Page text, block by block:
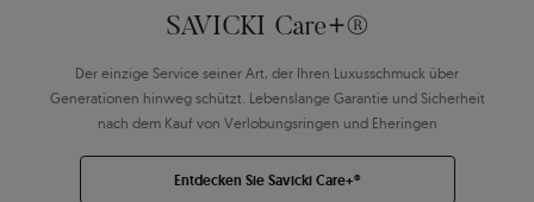
SAVICKI Care+®
Der einzige Service seiner Art, der Ihren Luxusschmuck über
Generationen hinweg schützt. Lebenslange Garantie und Sicherheit
nach dem Kauf von Verlobungsringen und Eheringen
Entdecken Sie Savicki Care+®